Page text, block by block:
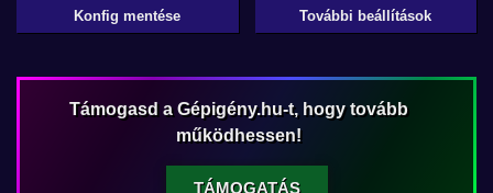
Konfig mentése További beállítások
Támogasd a Gépigény.hu-t, hogy tovább
működhessen!
TÁMOGATÁS